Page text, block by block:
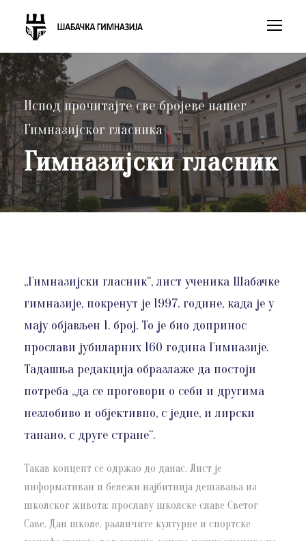
Испод прочитајте све бројеве нашег
Гимназијског гласника
Гимназијски гласник
„Гимназијски гласник“, лист ученика Шабачке
гимназије, покренут је 1997. године, када је у
мају објављен 1. број. То је био допринос
прослави јубиларних 160 година Гимназије.
Тадашња редакција образлаже да постоји
потреба „да се проговори о себи и другима
незлобиво и објективно, с једне, и лирски
танано, с друге стране“.
Такав концепт се одржао до данас. Лист је
информативан и бележи најбитнија дешавања из
школског живота: прославу школске славе Светог
Саве, Дан школе, различите културне и спортске